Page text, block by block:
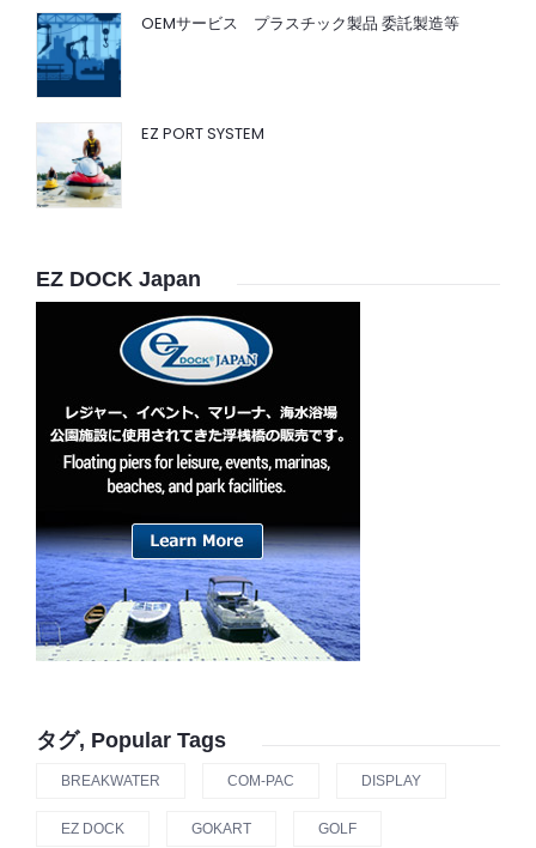
OEMサービス プラスチック製品 委託製造等
EZ PORT SYSTEM
EZ DOCK Japan
タグ, Popular Tags
BREAKWATER COM-PAC DISPLAY
EZ DOCK GOKART GOLF